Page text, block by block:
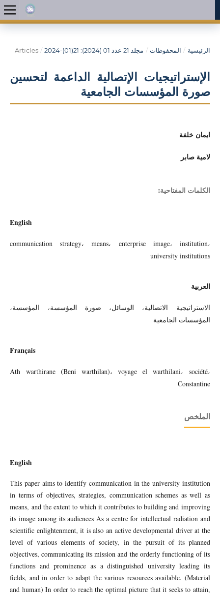
الرئيسية / المحفوظات / مجلد 21 عدد 01 (2024): 21(01)-2024 /
Articles
الإستراتيجيات الإتصالية الداعمة لتحسين
صورة المؤسسات الجامعية
ايمان خلفة
لامية صابر
الكلمات المفتاحية:
English
communication strategy، means، enterprise image، institution،
university institutions
العربية
الاستراتيجية الاتصالية، الوسائل، صورة المؤسسة، المؤسسة،
المؤسسات الجامعية
Français
Ath warthirane (Beni warthilan)، voyage el warthilani، société،
Constantine
الملخص
English
This paper aims to identify communication in the university institution
in terms of objectives, strategies, communication schemes as well as
means, and the extent to which it contributes to building and improving
its image among its audiences As a centre for intellectual radiation and
scientific enlightenment, it is also an active developmental driver at the
level of various elements of society, in the pursuit of its planned
objectives, communicating its mission and the orderly functioning of its
functions and prominence as a distinguished university leading its
fields, and in order to adapt the various resources available. (Material
and human) In order to reach the optimal picture that it seeks to attain,